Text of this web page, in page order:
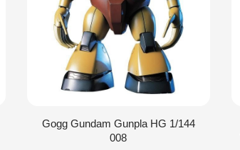
Gogg Gundam Gunpla HG 1/144
008